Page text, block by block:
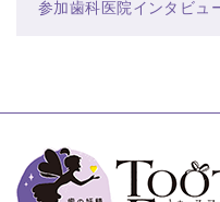
参加歯科医院インタビュ